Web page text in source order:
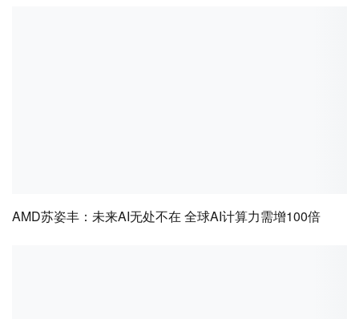
AMD苏姿丰：未来AI无处不在 全球AI计算力需增100倍